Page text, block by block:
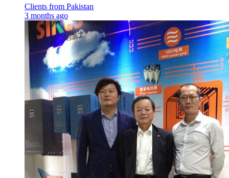
Clients from Pakistan
3 months ago